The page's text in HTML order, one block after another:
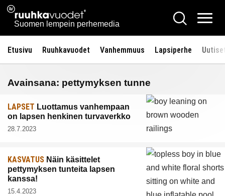
Siirry
sisältöön
Ruuhkavuodet.fi
Suomen lempein perhemedia
Hae
Etusivu Ruuhkavuodet Vanhemmuus Lapsiperhe
Avainsana: pettymyksen tunne
LAPSET Luottamus vanhempaan
on lapsen henkinen turvaverkko
28.7.2023
KASVATUS Näin käsittelet
pettymyksen tunteita lapsen
kanssa!
15.4.2023